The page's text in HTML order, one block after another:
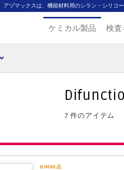
アヅマックスは、機能材料用のシラン・シリコ
ケミカル製品 検査
7 件のアイテム
BIMAX品